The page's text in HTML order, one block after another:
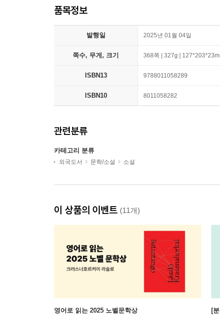
품목정보
발행일 2025년 01월 04일
쪽수, 무게, 크기 368쪽 | 327g |
ISBN13 9788011058289
ISBN10 8011058282
관련분류
카테고리 분류
외국도서 문학/소설 소설
이 상품의 이벤트 (11개)
영어로 읽는 2025 노벨문학상 [